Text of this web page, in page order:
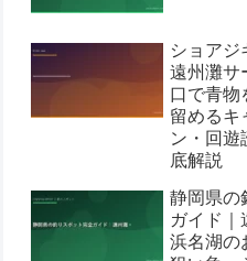
ショアジ
遠州灘サ
口で青物
留めるキ
ン・回遊
底解説
静岡県の
ガイド｜
浜名湖の